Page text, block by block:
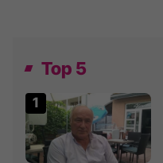
Top 5